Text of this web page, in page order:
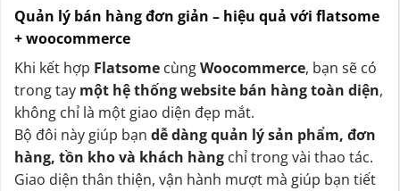
Quản lý bán hàng đơn giản – hiệu quả với flatsome
+ woocommerce
Khi kết hợp Flatsome cùngWoocommerce, bạn sẽ có
trong tay một hệ thống website bán hàng toàn diện,
không chỉ là một giao diện đẹp mắt.
Bộ đôi này giúp bạn dễ dàng quản lý sản phẩm, đơn
hàng, tồn kho và khách hàng chỉ trong vài thao tác.
Giao diện thân thiện, vận hành mượt mà giúp bạn tiết